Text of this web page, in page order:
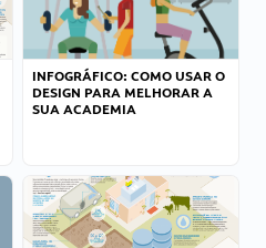
INFOGRÁFICO: COMO USAR O
DESIGN PARA MELHORAR A
SUA ACADEMIA